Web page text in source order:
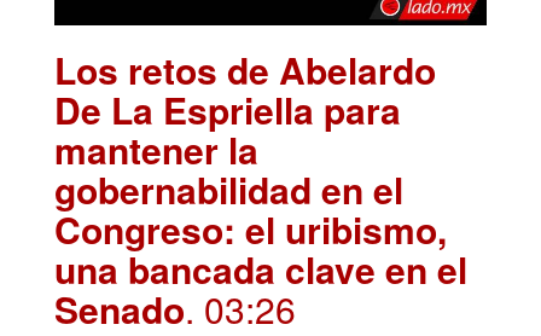
Los retos de Abelardo
De La Espriella para
mantener la
gobernabilidad en el
Congreso: el uribismo,
una bancada clave en el
Senado. 03:26